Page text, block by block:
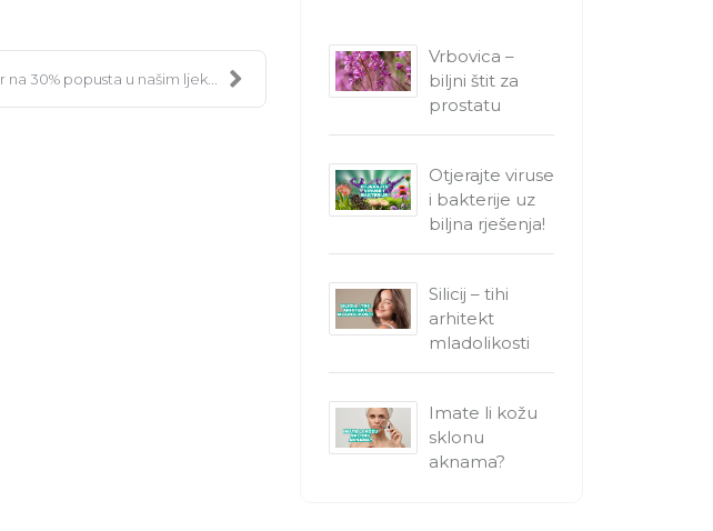
na 30% popusta u našim ljek...
Vrbovica –
biljni štit za
prostatu
Otjerajte viruse
i bakterije uz
biljna rješenja!
Silicij – tihi
arhitekt
mladolikosti
Imate li kožu
sklonu
aknama?